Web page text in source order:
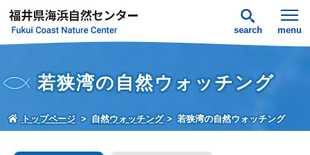
search menu
若狭湾の自然ウォッチング
トップページ 自然ウォッチング 若狭湾の自然ウォッチング